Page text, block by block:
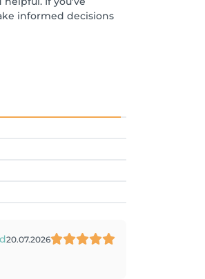
informed decisions
20.07.2026